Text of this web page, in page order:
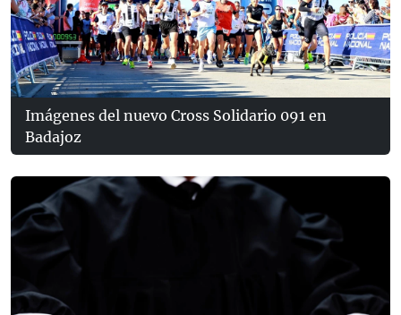
Imágenes del nuevo Cross Solidario 091 en
Badajoz